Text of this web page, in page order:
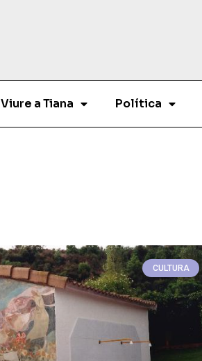
Viure a Tiana Política
CULTURA